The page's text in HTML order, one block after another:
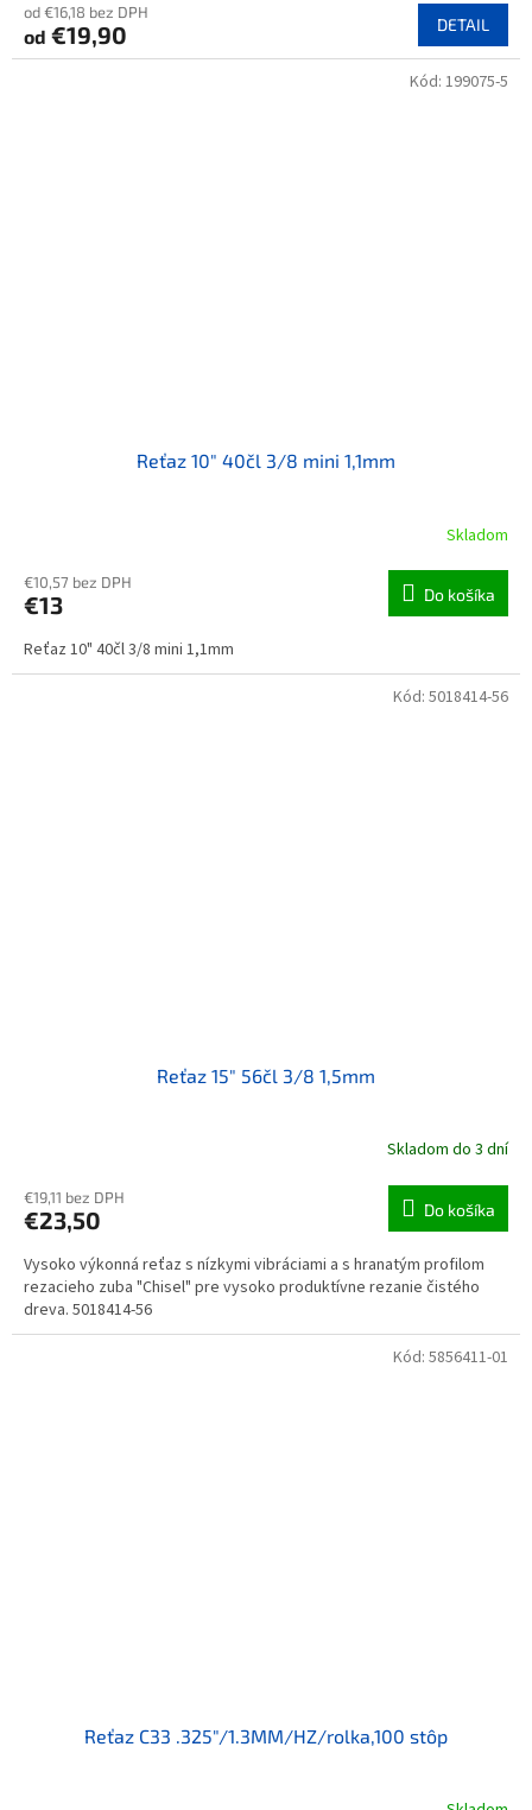
od €16,18 bez DPH
od €19,90 DETAIL
Reťaz 10" 40čl 3/8 mini 1,1mm
Skladom
€10,57 bez DPH
€13 Do košíka
Reťaz 10" 40čl 3/8 mini 1,1mm
Kód: 199075-5
Reťaz 15" 56čl 3/8 1,5mm
Skladom do 3 dní
€19,11 bez DPH
€23,50 Do košíka
Vysoko výkonná reťaz s nízkymi vibráciami a s hranatým profilom
rezacieho zuba "Chisel" pre vysoko produktívne rezanie čistého
dreva. 5018414-56
Kód: 5018414-56
Reťaz C33 .325"/1.3MM/HZ/rolka,100 stôp
Kód: 5856411-01